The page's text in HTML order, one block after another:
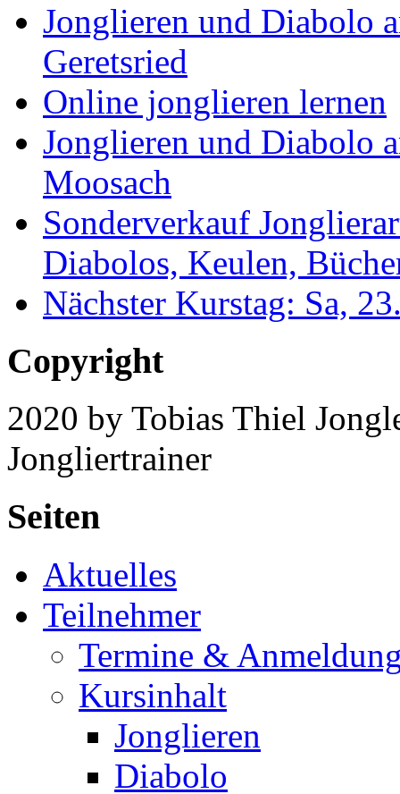
Jonglieren und Diabolo
Geretsried
Online jonglieren lernen
Jonglieren und Diabolo
Moosach
Sonderverkauf
Diabolos, Keulen,
Nächster Kurstag: Sa,
Copyright
2020 by Tobias Thiel
Jongliertrainer
Seiten
Aktuelles
Teilnehmer
Termine &
Kursinhalt
Jonglieren
Diabolo